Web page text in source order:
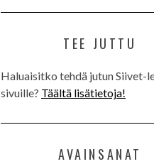
TEE JUTTU
Haluaisitko tehdä jutun Siivet-
sivuille? Täältä lisätietoja!
AVAINSANAT